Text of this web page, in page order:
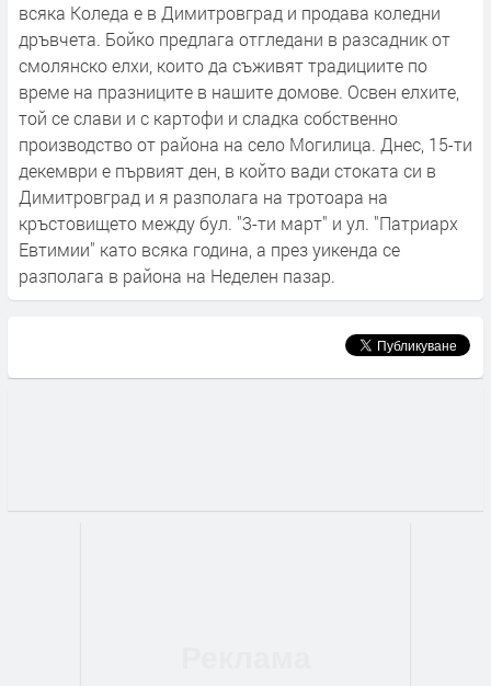
всяка Коледа е в Димитровград и продава коледни
дръвчета. Бойко предлага отгледани в разсадник от
смолянско елхи, които да съживят традициите по
време на празниците в нашите домове. Освен елхите,
той се слави и с картофи и сладка собственно
производство от района на село Могилица. Днес, 15-ти
декември е първият ден, в който вади стоката си в
Димитровград и я разполага на тротоара на
кръстовището между бул. "3-ти март" и ул. "Патриарх
Евтимии" като всяка година, а през уикенда се
разполага в района на Неделен пазар.